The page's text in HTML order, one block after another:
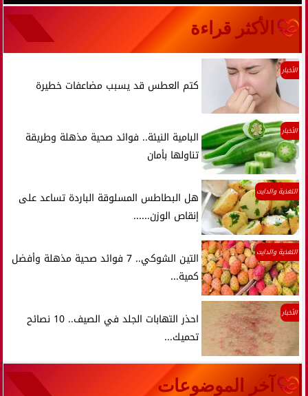
الأكثر قراءة
الأخبار
كتم العطس قد يسبب مضاعفات خطيرة
الأخبار
البامية النيئة.. فوائد صحية مذهلة وطريقة
تناولها بأمان
التغذية والدايت
هل البطاطس المسلوقة الباردة تساعد على
إنقاص الوزن......
التغذية والدايت
التين الشوكي.. 7 فوائد صحية مذهلة وأفضل
كمية...
الأخبار
احذر التهابات الجلد في الصيف.. 10 نصائح
تحميك...
آخر الموضوعات